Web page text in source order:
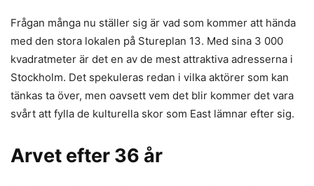
Frågan många nu ställer sig är vad som kommer att hända
med den stora lokalen på Stureplan 13. Med sina 3 000
kvadratmeter är det en av de mest attraktiva adresserna i
Stockholm. Det spekuleras redan i vilka aktörer som kan
tänkas ta över, men oavsett vem det blir kommer det vara
svårt att fylla de kulturella skor som East lämnar efter sig.
Arvet efter 36 år